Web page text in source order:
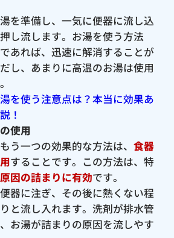
を準備し、一気に便器に流し込
し流します。お湯を使う方法
あれば、迅速に解消することが
し、あまりに高温のお湯は使用
を使う注意点は？本当に効果あ
！
使用
う一つの効果的な方法は、 食器
することです。この方法は、特
因の詰まりに有効です。
器に注ぎ、その後に熱くない程
と流し入れます。洗剤が排水管
お湯が詰まりの原因を流しやす